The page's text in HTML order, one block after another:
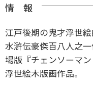
情 報
江戸後期の鬼才浮世
水滸伝豪傑百八人之
場版『チェンソーマ
浮世絵木版画作品。